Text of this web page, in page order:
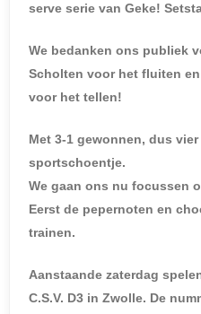
serve serie van Geke!
We bedanken ons publiek
Scholten voor het fluiten
voor het tellen!
Met 3-1 gewonnen, dus
sportschoentje.
We gaan ons nu focussen
Eerst de pepernoten en
trainen.
Aanstaande zaterdag
C.S.V. D3 in Zwolle. De